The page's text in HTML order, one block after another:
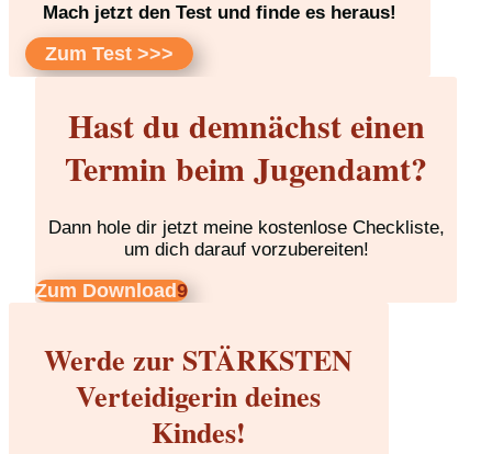
Mach jetzt den Test und finde es heraus!
Zum Test >>>
Hast du demnächst einen
Termin beim Jugendamt?
Dann hole dir jetzt meine kostenlose Checkliste,
um dich darauf vorzubereiten!
Zum Download
Werde zur STÄRKSTEN
Verteidigerin deines
Kindes!